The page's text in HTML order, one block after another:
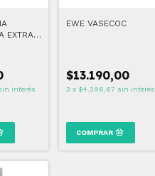
EXTRA
interés
EWE VASECOC
$13.190,00
3 x $4.396,67 sin interés